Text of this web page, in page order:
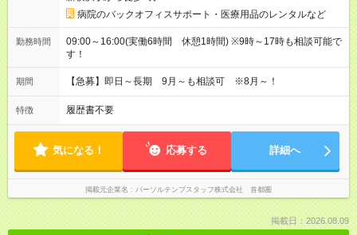
病院のバックオフィスサポート・医療用品のレンタルなど
勤務時間
09:00～16:00(実働6時間 休憩1時間) ※9時～17時も相談可能で
す！
期間 【急募】即日～長期 9月～も相談可 ※8月～！
特徴 履歴書不要
気になる！ 応募する 詳細へ
掲載元企業名 パーソルテンプスタッフ株式会社 首都圏
掲載日：2026.08.09